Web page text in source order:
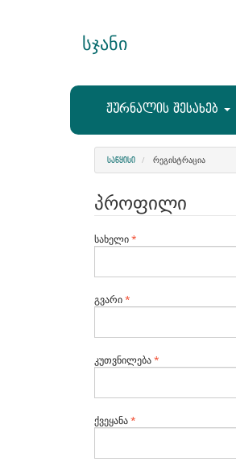
სჯანი
ჟურნალის შესახებ
ᲡᲐᲬᲧᲘᲡᲘ ᲠᲔᲒᲘᲡᲢᲠᲐᲪᲘᲐ
პროფილი
სახელი*
გვარი*
კუთვნილება*
ქვეყანა*